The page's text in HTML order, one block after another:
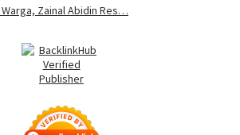
Zainal Abidin Res…